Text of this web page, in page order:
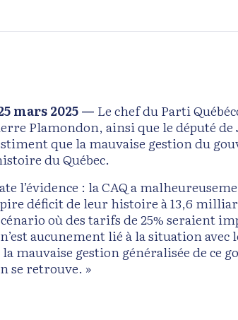
mars 2025 — Le chef du Parti
Plamondon, ainsi que le député
que la mauvaise gestion du
du Québec.
l’évidence : la CAQ a
déficit de leur histoire à 13,6
où des tarifs de 25% seraient
aucunement lié à la situation
la mauvaise gestion généralisée de ce
se retrouve. »